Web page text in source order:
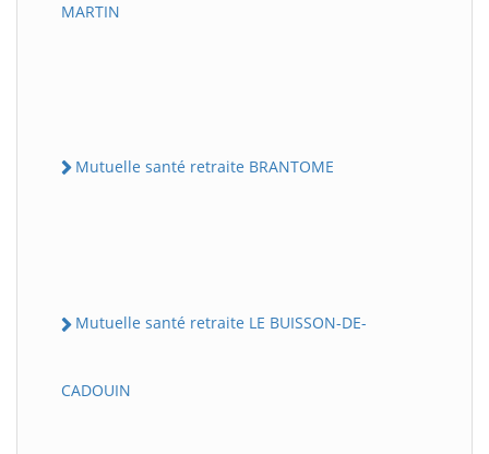
MARTIN
Mutuelle santé retraite BRANTOME
Mutuelle santé retraite LE BUISSON-DE-
CADOUIN